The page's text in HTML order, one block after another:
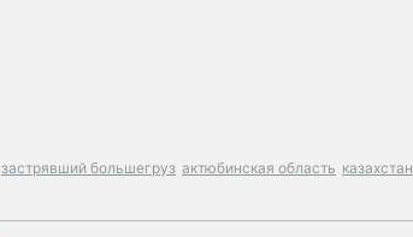
застрявший большегруз актюбинская область казахстан